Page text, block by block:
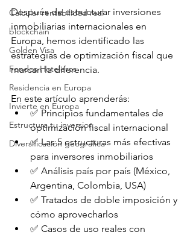
Calcular rentabilidad real
blockchain
Golden Visa
Fondos Hoteleros
Residencia en Europa
Invierte en Europa
Estructura tu inversion
Diversificación geográfica
Después de estructurar inversiones
inmobiliarias internacionales en
Europa, hemos identificado las
estrategias de optimización fiscal que
marcan la diferencia.
En este artículo aprenderás:
✅ Principios fundamentales de
optimización fiscal internacional
✅ Las 5 estructuras más efectivas
para inversores inmobiliarios
✅ Análisis país por país (México,
Argentina, Colombia, USA)
✅ Tratados de doble imposición y
cómo aprovecharlos
✅ Casos de uso reales con